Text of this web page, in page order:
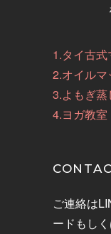
1.タイ古
2.オイルマ
3.よもぎ蒸
4.ヨガ教室
ご連絡は
ードもしく